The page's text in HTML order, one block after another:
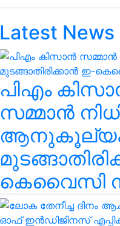
Latest News
പിഎം
സമ്മാൻ
കെവൈസി